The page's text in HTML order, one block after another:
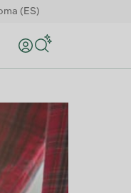
(ES)
Buscar